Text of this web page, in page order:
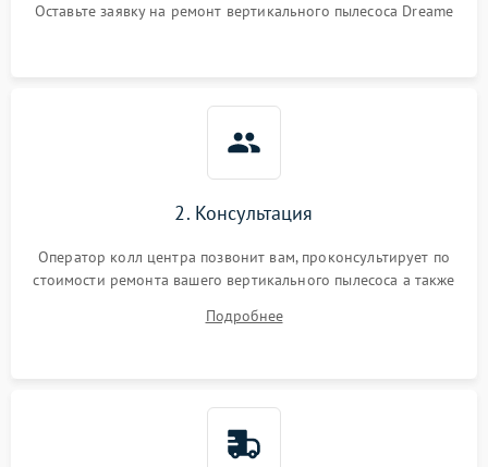
Оставьте заявку на ремонт вертикального пылесоса Dreame
2. Консультация
Оператор колл центра позвонит вам, проконсультирует по
стоимости ремонта вашего вертикального пылесоса а также
Подробнее